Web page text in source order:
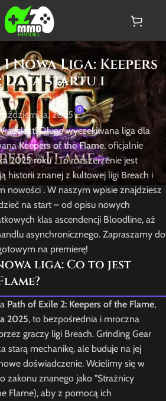
Nowa Liga: Keepers
Data startu i
2025 0
Długo wyczekiwana liga dla
Keepers of the Flame, oficjalnie
2025 roku. To rozszerzenie jest
historii znanej z kultowej ligi Breach i
nowości . W naszym wpisie znajdziesz
na start – od opisu nowych
klas ascendencji Bloodline, aż
asynchronicznego. Zapraszamy do
na premierę!
liga: Co to jest
Path of Exile 2: Keepers of the Flame,
2025, to bezpośrednia i mroczna
graczy ligi Breach. Grinding Gear
starą mechanikę, ale buduje na jej
doświadczenie. Wcielimy się w
zakonu znanego jako "Strażnicy
Flame), aby z pomocą ich